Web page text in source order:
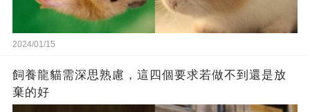
2024/01/15
飼養龍貓需深思熟慮，這四個要求若做不到還是放
棄的好